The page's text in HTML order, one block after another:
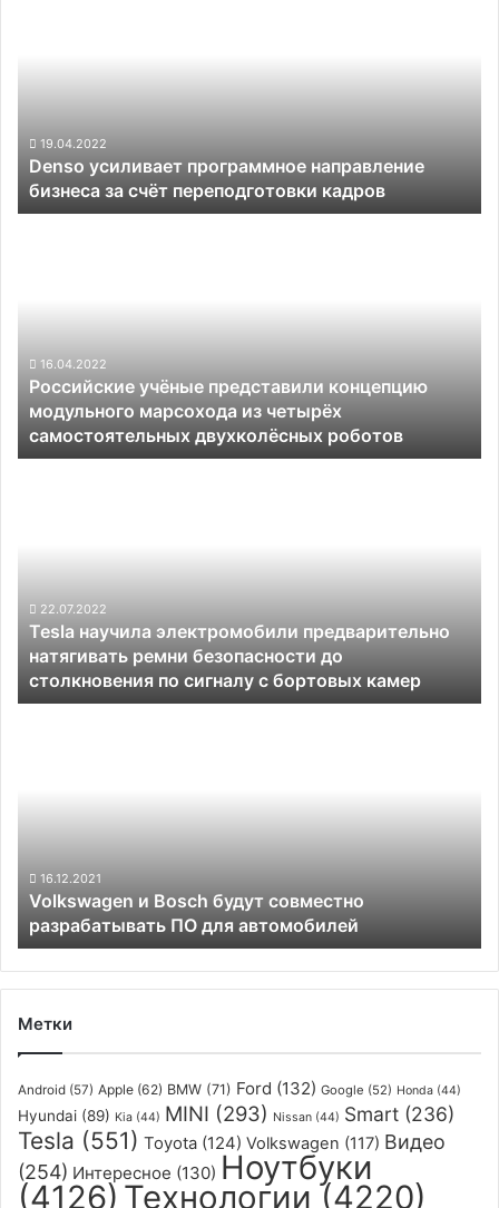
переподготовки
кадров
19.04.2022
Denso усиливает программное направление
бизнеса за счёт переподготовки кадров
из
четырёх
самостоятельных
двухколёсных
роботов
16.04.2022
Российские учёные представили концепцию
модульного марсохода из четырёх
самостоятельных двухколёсных роботов
безопасности
до
столкновения
по
сигналу
22.07.2022
Tesla научила электромобили предварительно
натягивать ремни безопасности до
столкновения по сигналу с бортовых камер
для
автомобилей
16.12.2021
Volkswagen и Bosch будут совместно
разрабатывать ПО для автомобилей
Метки
Android (57) Apple (62) BMW (71) Ford (132) Google (52) Honda (44)
Hyundai (89) Kia (44) MINI (293) Nissan (44) Smart (236)
Tesla (551) Toyota (124) Volkswagen (117) Видео
(254) Интересное (130) Ноутбуки
(4126) Технологии (4220)